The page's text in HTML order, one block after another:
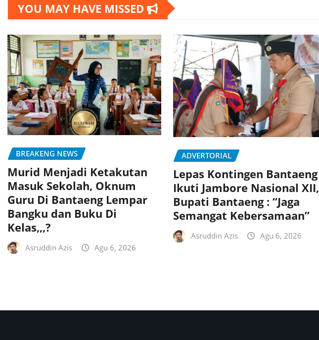
YOU MAY HAVE MISSED
BREAKENG NEWS
Murid Menjadi Ketakutan
Masuk Sekolah, Oknum
Guru Di Bantaeng Lempar
Bangku dan Buku Di
Kelas,,,?
Asruddin Azis Agu 6, 2026
ADVERTORIAL
Lepas Kontingen Bantaeng
Ikuti Jambore Nasional XII,
Bupati Bantaeng : “Jaga
Semangat Kebersamaan”
Asruddin Azis Agu 6, 2026